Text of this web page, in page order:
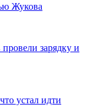
Жукова
зарядку и
устал идти